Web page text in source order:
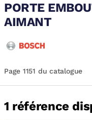
PORTE
AIMANT
Page 1151 du catalogue
1 référence